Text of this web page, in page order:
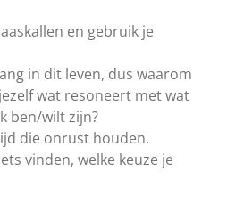
en gebruik je
in dit leven, dus waarom
wat resoneert met wat
ben/wilt zijn?
die onrust houden.
vinden, welke keuze je